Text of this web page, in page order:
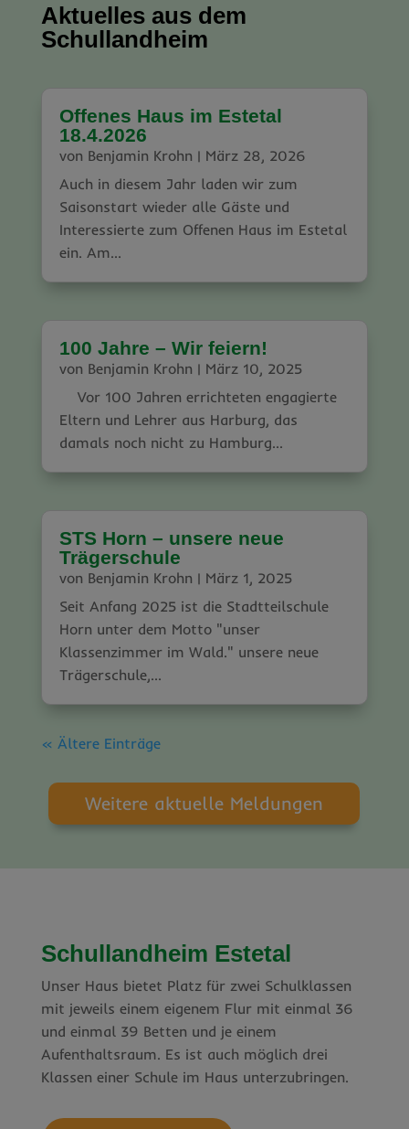
Aktuelles aus dem
Schullandheim
Offenes Haus im Estetal
18.4.2026
von Benjamin Krohn | März 28, 2026
Auch in diesem Jahr laden wir zum
Saisonstart wieder alle Gäste und
Interessierte zum Offenen Haus im Estetal
ein. Am...
100 Jahre – Wir feiern!
von Benjamin Krohn | März 10, 2025
Vor 100 Jahren errichteten engagierte
Eltern und Lehrer aus Harburg, das
damals noch nicht zu Hamburg...
STS Horn – unsere neue
Trägerschule
von Benjamin Krohn | März 1, 2025
Seit Anfang 2025 ist die Stadtteilschule
Horn unter dem Motto "unser
Klassenzimmer im Wald." unsere neue
Trägerschule,...
« Ältere Einträge
Weitere aktuelle Meldungen
Schullandheim Estetal
Unser Haus bietet Platz für zwei Schulklassen
mit jeweils einem eigenem Flur mit einmal 36
und einmal 39 Betten und je einem
Aufenthaltsraum. Es ist auch möglich drei
Klassen einer Schule im Haus unterzubringen.